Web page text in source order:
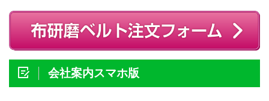
会社案内スマホ版